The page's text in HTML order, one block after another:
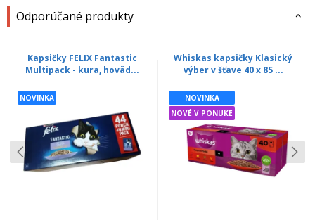
Odporúčané produkty
Kapsičky FELIX Fantastic
Multipack - kura, hoväd...
NOVINKA
Whiskas kapsičky Klasický
výber v šťave 40 x 85 ...
NOVINKA
NOVÉ V PONUKE